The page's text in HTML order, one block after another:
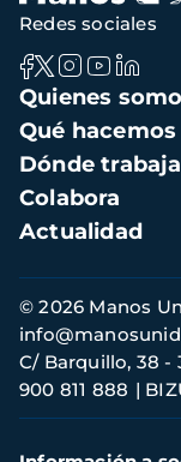
Navegación
principal
Quienes
Qué hacemos
Dónde
Colabora
Actualidad
Redes sociales
Información
de
contacto
© 2026 Manos
C/ Barquillo, 38 -
900 811 888